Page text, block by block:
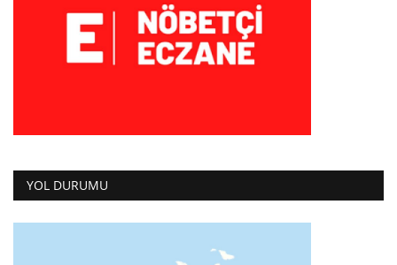
YOL DURUMU